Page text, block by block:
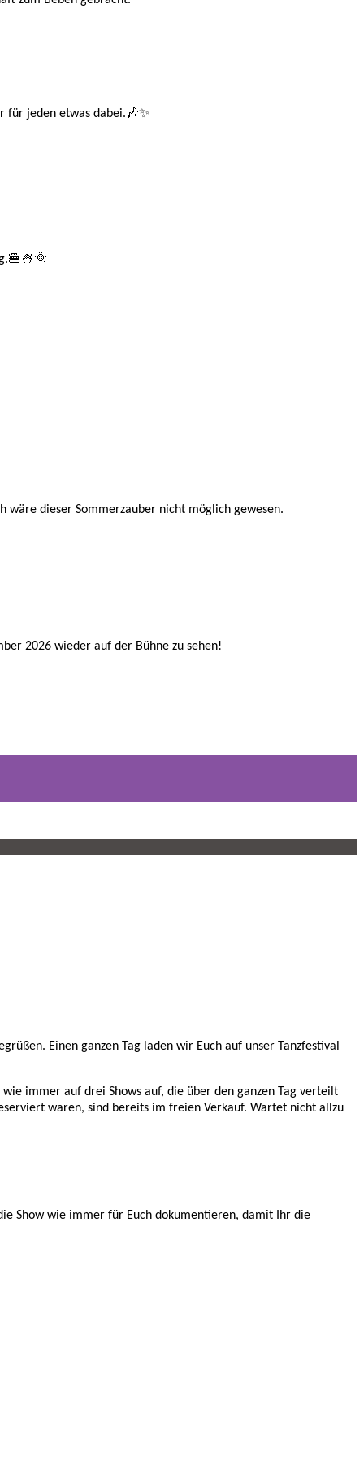
für jeden etwas dabei.🎶✨
wäre dieser Sommerzauber nicht möglich gewesen.
2026 wieder auf der Bühne zu sehen!
Einen ganzen Tag laden wir Euch auf unser Tanzfestival
immer auf drei Shows auf, die über den ganzen Tag verteilt
waren, sind bereits im freien Verkauf. Wartet nicht allzu
Show wie immer für Euch dokumentieren, damit Ihr die